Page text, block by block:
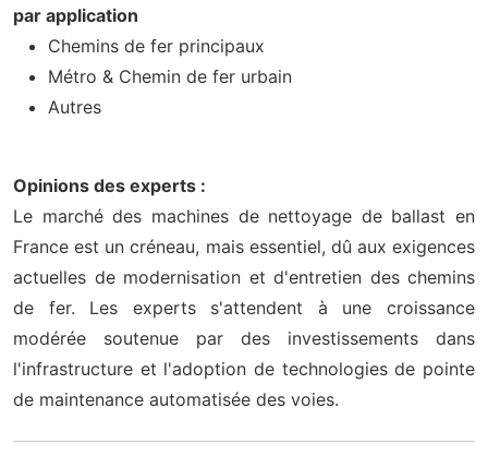
par application
Chemins de fer principaux
Métro & Chemin de fer urbain
Autres
Opinions des experts :
Le marché des machines de nettoyage de ballast en
France est un créneau, mais essentiel, dû aux exigences
actuelles de modernisation et d'entretien des chemins
de fer. Les experts s'attendent à une croissance
modérée soutenue par des investissements dans
l'infrastructure et l'adoption de technologies de pointe
de maintenance automatisée des voies.